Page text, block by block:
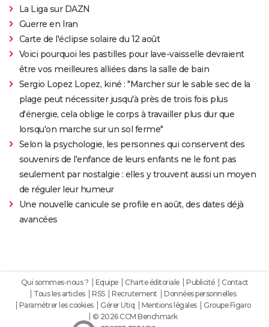
La Liga sur DAZN
Guerre en Iran
Carte de l'éclipse solaire du 12 août
Voici pourquoi les pastilles pour lave-vaisselle devraient
être vos meilleures alliées dans la salle de bain
Sergio Lopez Lopez, kiné : "Marcher sur le sable sec de la
plage peut nécessiter jusqu'à près de trois fois plus
d'énergie, cela oblige le corps à travailler plus dur que
lorsqu'on marche sur un sol ferme"
Selon la psychologie, les personnes qui conservent des
souvenirs de l'enfance de leurs enfants ne le font pas
seulement par nostalgie : elles y trouvent aussi un moyen
de réguler leur humeur
Une nouvelle canicule se profile en août, des dates déjà
avancées
Qui sommes-nous ? Equipe Charte éditoriale Publicité
Contact
Tous les articles
RSS Recrutement
Données personnelles
Paramétrer les cookies
Gérer Utiq Mentions légales
Groupe Figaro
© 2026 CCM Benchmark